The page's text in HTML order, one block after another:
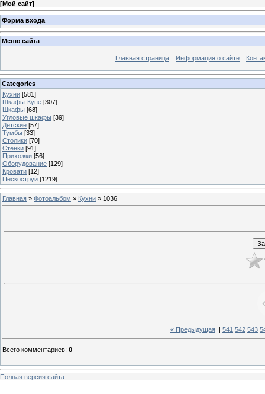
[Мой сайт]
Форма входа
Меню сайта
Главная страница Информация о сайте
Categories
Кухни [581]
Шкафы-Купе [307]
Шкафы [68]
Угловые шкафы [39]
Детские [57]
Тумбы [33]
Столики [70]
Стенки [91]
Прихожки [56]
Оборудование [129]
Кровати [12]
Пескоструй [1219]
Главная » Фотоальбом » Кухни » 1036
« Предыдущая 541 542 543
Всего комментариев: 0
Полная версия сайта